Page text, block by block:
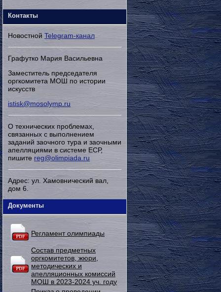
Контакты
Новостной Telegram-канал
Графутко Мария Васильевна
Заместитель председателя
оргкомитета МОШ по истории
искусств
istisk@mosolymp.ru
О технических проблемах,
связанных с выполнением
заданий заочного тура и заочными
апелляциями в системе ЕСР,
пишите reg@olimpiada.ru
Адрес: ул. Хамовнический вал,
дом 6.
Документы
Регламент олимпиады
Состав предметных
оргкомитетов, жюри,
методических и
апелляционных комиссий
МОШ в 2023-2024 уч. году